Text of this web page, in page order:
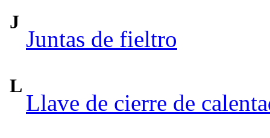
J
Juntas de fieltro
L
Llave de cierre de